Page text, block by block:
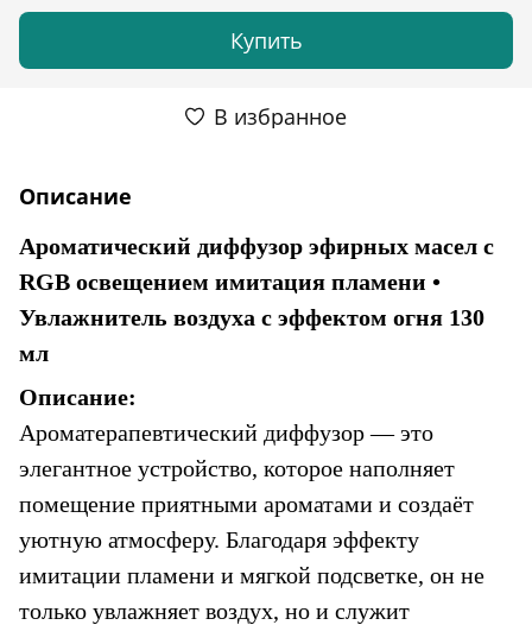
Купить
В избранное
Описание
Ароматический диффузор эфирных масел с
RGB освещением имитация пламени •
Увлажнитель воздуха с эффектом огня 130
мл
Описание:
Ароматерапевтический диффузор — это
элегантное устройство, которое наполняет
помещение приятными ароматами и создаёт
уютную атмосферу. Благодаря эффекту
имитации пламени и мягкой подсветке, он не
только увлажняет воздух, но и служит